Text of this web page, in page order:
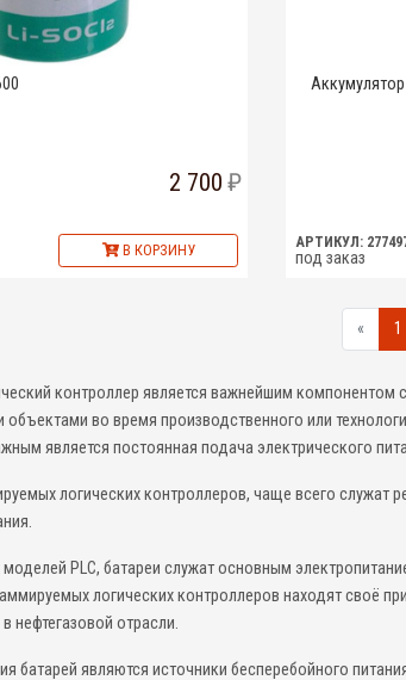
2 700
В КОРЗИНУ АРТИКУЛ:
под заказ
« 1
контроллер является важнейшим
объектами во время производственного или
является постоянная подача электрического
логических контроллеров, чаще всего
PLC, батареи служат основным
логических контроллеров находят своё
нефтегазовой отрасли.
батарей являются источники бесперебойного